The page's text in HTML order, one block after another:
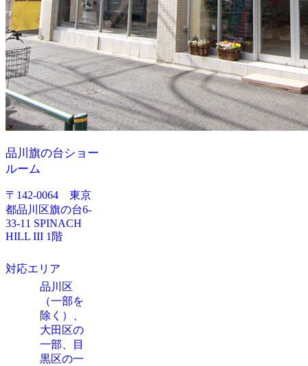
品川旗の台ショー
ルーム
〒142-0064 東京
都品川区旗の台6-
33-11 SPINACH
HILL III 1階
対応エリア
品川区
（一部を
除く）、
大田区の
一部、目
黒区の一